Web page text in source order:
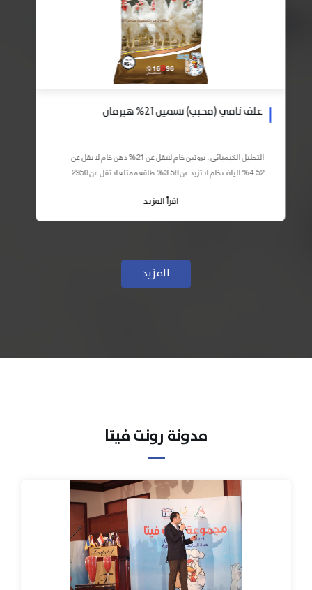
علف نامي (محبب) تسمين 21% هيرمان
التحليل الكيميائي : بروتين خام لايقل عن 21% دهن خام لا يقل عن
4.52% الياف خام لا تزيد عن 3.58% طاقة ممثلة لا تقل عن 2950
اقرأ المزيد
المزيد
مدونة رونت فيتا